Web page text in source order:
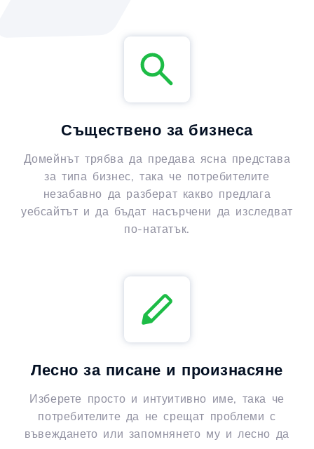
Съществено за бизнеса
Домейнът трябва да предава ясна представа
за типа бизнес, така че потребителите
незабавно да разберат какво предлага
уебсайтът и да бъдат насърчени да изследват
по-нататък.
Лесно за писане и произнасяне
Изберете просто и интуитивно име, така че
потребителите да не срещат проблеми с
въвеждането или запомнянето му и лесно да